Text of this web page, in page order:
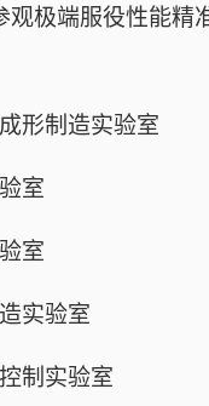
观极端服役性能精
形制造实验室
室
室
实验室
制实验室